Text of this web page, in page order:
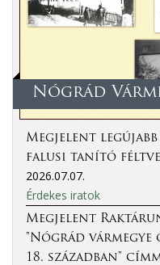
Nógrád
Megjelent
falusi tanító
2026.07.07.
Érdekes iratok
Megjelent
"Nógrád
18. században"